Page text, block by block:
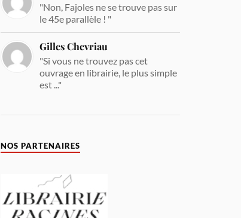
"Non, Fajoles ne se trouve pas sur
le 45e parallèle ! "
Gilles Chevriau
"Si vous ne trouvez pas cet
ouvrage en librairie, le plus simple
est ..."
NOS PARTENAIRES